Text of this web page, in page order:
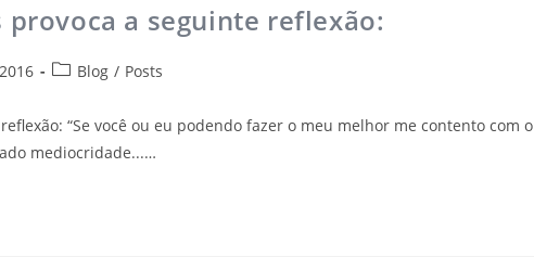
a seguinte reflexão:
Blog / Posts
“Se você ou eu podendo fazer o meu melhor me contento com o
mediocridade...…